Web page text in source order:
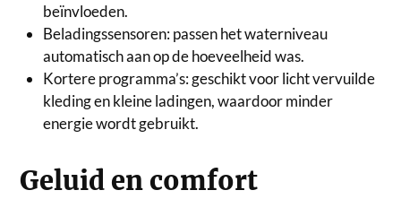
beïnvloeden.
Beladingssensoren: passen het waterniveau
automatisch aan op de hoeveelheid was.
Kortere programma’s: geschikt voor licht vervuilde
kleding en kleine ladingen, waardoor minder
energie wordt gebruikt.
Geluid en comfort